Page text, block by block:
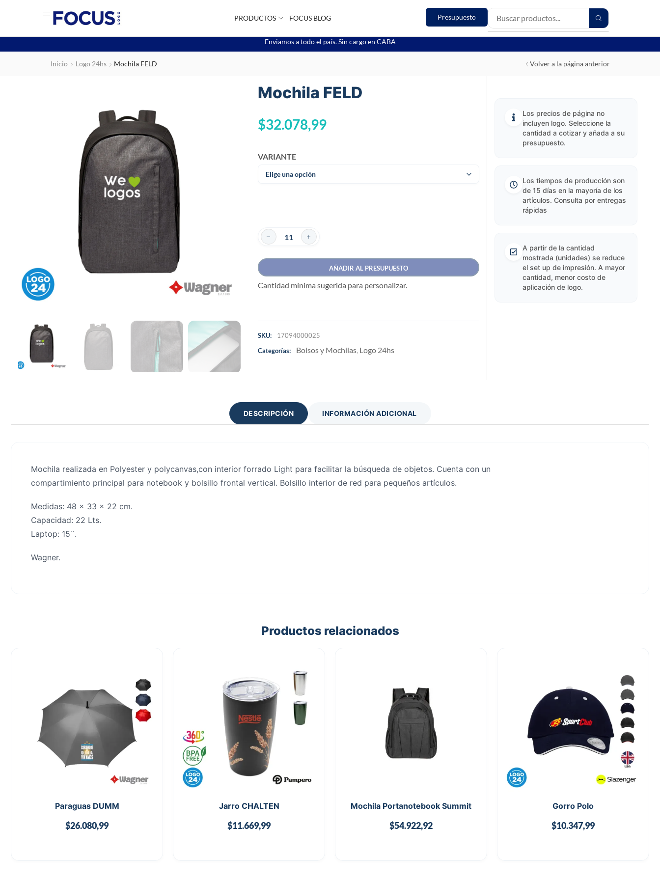
PRODUCTOS FOCUS BLOG Presupuesto
Enviamos a todo el país. Sin cargo en CABA
Inicio Logo 24hs Mochila FELD Volver a la página anterior
Mochila FELD
$32.078,99
VARIANTE
AÑADIR AL PRESUPUESTO
Cantidad mínima sugerida para personalizar.
SKU:
17094000025
Categorías:
Bolsos y Mochilas, Logo 24hs
Los precios de página no
incluyen logo. Seleccione la
cantidad a cotizar y añada a su
presupuesto.
Los tiempos de producción son
de 15 días en la mayoría de los
artículos. Consulta por entregas
rápidas
A partir de la cantidad
mostrada (unidades) se reduce
el set up de impresión. A mayor
cantidad, menor costo de
aplicación de logo.
DESCRIPCIÓN INFORMACIÓN ADICIONAL
Mochila realizada en Polyester y polycanvas,con interior forrado Light para facilitar la búsqueda de objetos. Cuenta con un
compartimiento principal para notebook y bolsillo frontal vertical. Bolsillo interior de red para pequeños artículos.
Medidas: 48 x 33 x 22 cm.
Capacidad: 22 Lts.
Laptop: 15¨.
Wagner.
Productos relacionados
Paraguas DUMM
$26.080,99
Jarro CHALTEN
$11.669,99
Mochila Portanotebook Summit
$54.922,92
Gorro Polo
$10.347,99